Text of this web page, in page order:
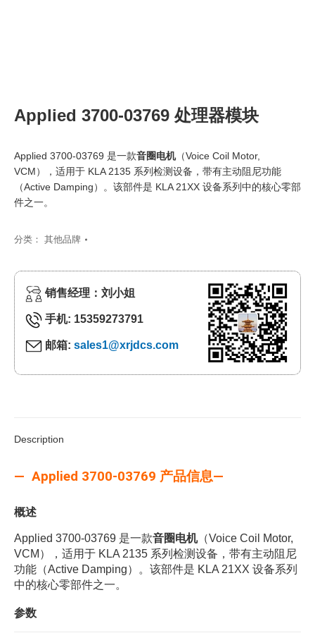
Applied 3700-03769 处理器模块
Applied 3700-03769 是一款音圈电机（Voice Coil Motor,
VCM），适用于 KLA 2135 系列检测设备，带有主动阻尼功能
（Active Damping）。该部件是 KLA 21XX 设备系列中的核心零部
件之一。
分类： 其他品牌
销售经理：刘小姐
手机: 15359273791
邮箱: sales1@xrjdcs.com
Description
— Applied 3700-03769 产品信息—
概述
Applied 3700-03769 是一款音圈电机（Voice Coil Motor,
VCM），适用于 KLA 2135 系列检测设备，带有主动阻尼
功能（Active Damping）。该部件是 KLA 21XX 设备系列
中的核心零部件之一。
参数